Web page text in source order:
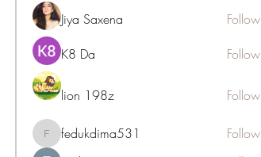
Jiya Saxena
Follow
K8 Da
Follow
lion 198z Follow
fedukdima531
fedukdima531
Follow